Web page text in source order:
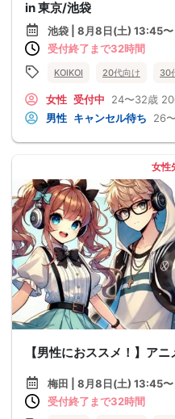
in 東京/池袋
池袋 | 8月8日(土) 13:45〜
受付終了まで32時間
KOIKOI 20代向け 30
女性 受付中 24〜32歳
男性 キャンセル待ち 26
女性
【男性におススメ！】ア
梅田 | 8月8日(土) 13:45〜
受付終了まで32時間